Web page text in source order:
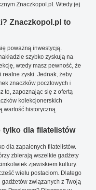
Znaczkopol.pl. Wtedy jej
Znaczkopol.pl to
poważną inwestycją.
szybko zyskują na
wtedy masz pewność, że
realne zyski. Jednak, żeby
znaczków pocztowych i
to, zapoznając się z ofertą
kolekcjonerskich
wartość historyczną.
tylko dla filatelistów
dla zapalonych filatelistów.
zbierają wszelkie gadżety
zjawiskiem kultury.
wielu postaciom. Dlatego
związanych z Twoją